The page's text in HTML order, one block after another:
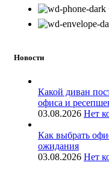
Новости
Какой диван
офиса и
03.08.2026 Нет
Как выбрать
ожидания
03.08.2026 Нет